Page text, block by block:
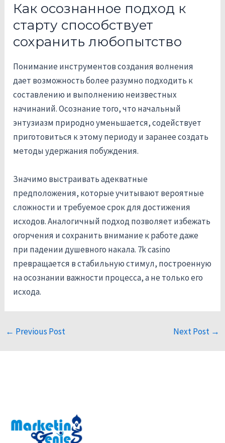
Как осознанное подход к
старту способствует
сохранить любопытство
Понимание инструментов создания волнения
дает возможность более разумно подходить к
составлению и выполнению неизвестных
начинаний. Осознание того, что начальный
энтузиазм природно уменьшается, содействует
приготовиться к этому периоду и заранее создать
методы удержания побуждения.
Значимо выстраивать адекватные
предположения, которые учитывают вероятные
сложности и требуемое срок для достижения
исходов. Аналогичный подход позволяет избежать
огорчения и сохранить внимание к работе даже
при падении душевного накала. 7k casino
превращается в стабильную стимул, построенную
на осознании важности процесса, а не только его
исхода.
← Previous Post Next Post →